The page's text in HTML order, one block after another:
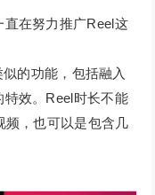
直在努力推广Reel这
的功能，包括融入
效。Reel时长不能
频，也可以是包含几